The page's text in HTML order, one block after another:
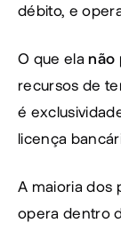
débito, e
O que ela não
recursos de
é
licença
A maioria dos
opera dentro